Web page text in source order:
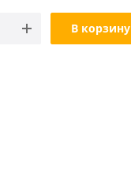
В корзину